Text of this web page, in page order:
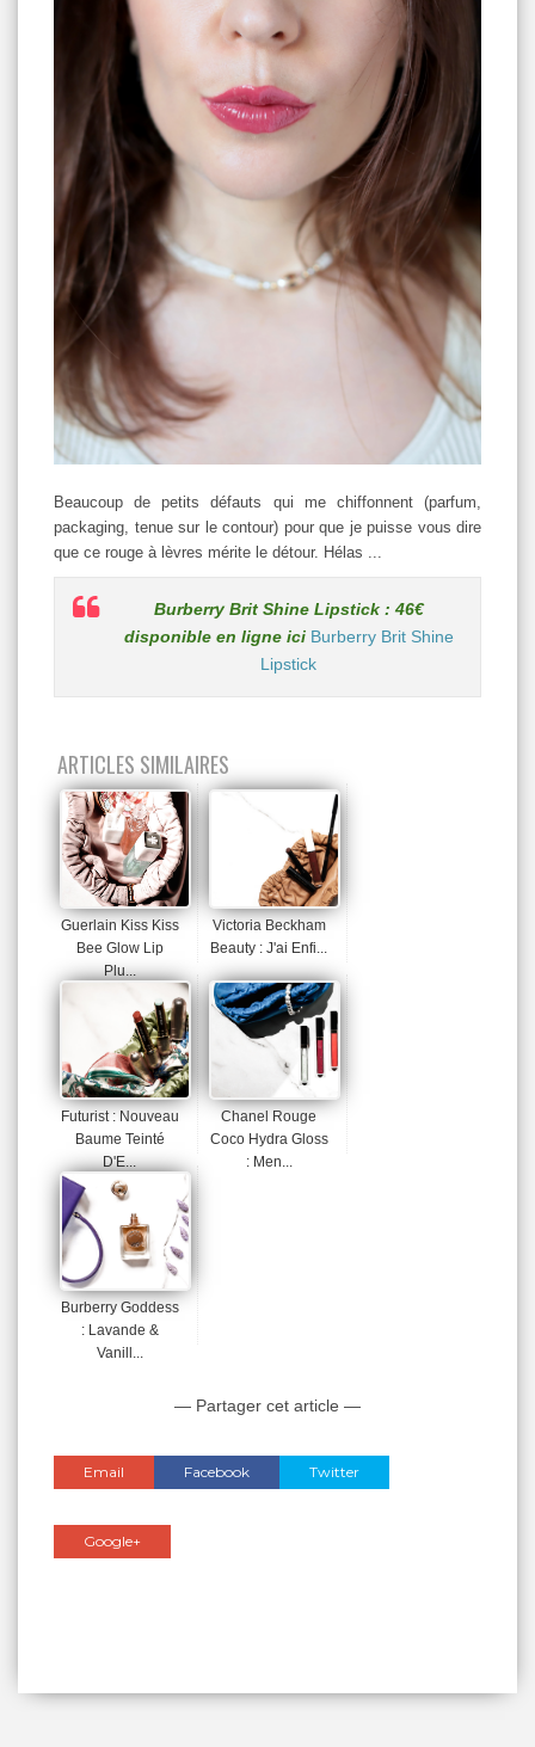
Beaucoup de petits défauts qui me chiffonnent (parfum,
packaging, tenue sur le contour) pour que je puisse vous dire
que ce rouge à lèvres mérite le détour. Hélas ...
Burberry Brit Shine Lipstick : 46€
disponible en ligne ici Burberry Brit Shine
Lipstick
ARTICLES SIMILAIRES
Guerlain Kiss Kiss
Bee Glow Lip
Plu...
Victoria Beckham
Beauty : J'ai Enfi...
Futurist : Nouveau
Baume Teinté
D'E...
Chanel Rouge
Coco Hydra Gloss
: Men...
Burberry Goddess
: Lavande &
Vanill...
— Partager cet article —
Email Facebook Twitter
Google+